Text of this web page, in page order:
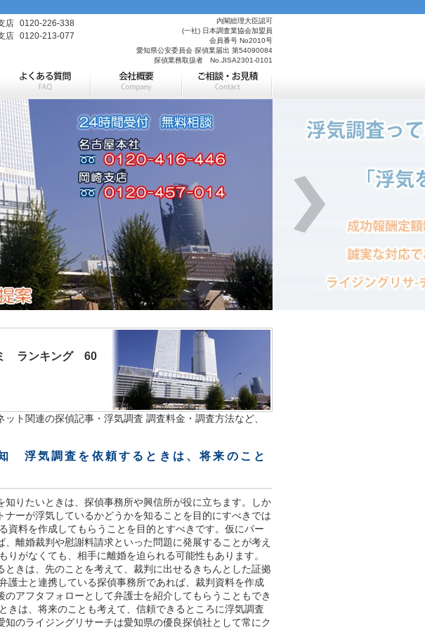
店 0120-226-338
店 0120-213-077
内閣総理大臣認可
(一社) 日本調査業協会加盟員
会員番号 No2010号
愛知県公安委員会 探偵業届出 第54090084
探偵業務取扱者 No.JISA2301-0101
ランキング 60
ト関連の探偵記事・浮気調査 調査料金・調査方法など、
浮気調査を依頼するときは、将来のこと
りたいときは、探偵事務所や興信所が役に立ちます。しか
ナーが浮気しているかどうかを知ることを目的にすべきでは
資料を作成してもらうことを目的とすべきです。仮にパー
、離婚裁判や慰謝料請求といった問題に発展することが考え
りがなくても、相手に離婚を迫られる可能性もあります。
ときは、先のことを考えて、裁判に出せるきちんとした証拠
護士と連携している探偵事務所であれば、裁判資料を作成
のアフタフォローとして弁護士を紹介してもらうこともでき
きは、将来のことも考えて、信頼できるところに浮気調査
のライジングリサーチは愛知県の優良探偵社として常にク